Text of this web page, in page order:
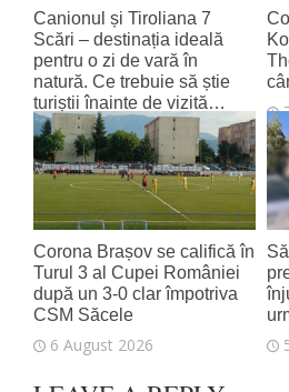
Canionul și Tiroliana 7
Scări – destinația ideală
pentru o zi de vară în
natură. Ce trebuie să știe
turiștii înainte de vizită…
7 August 2026
Corona Brașov se califică în
Turul 3 al Cupei României
după un 3-0 clar împotriva
CSM Săcele
6 August 2026